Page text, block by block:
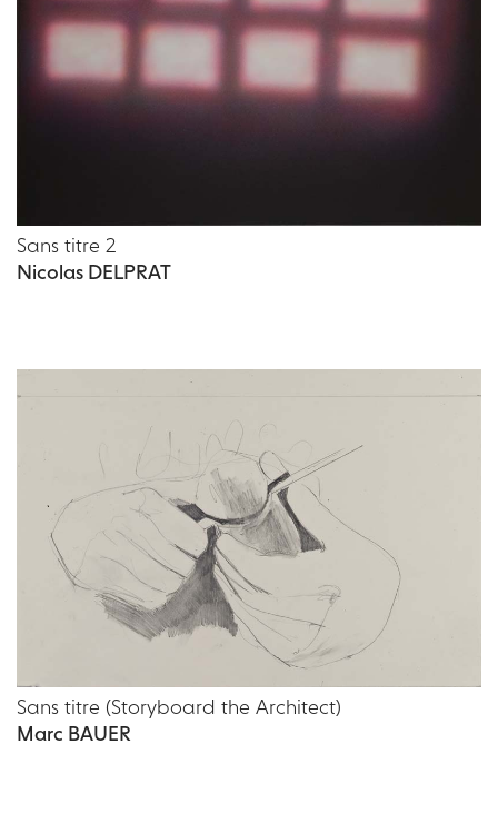
Sans titre 2
Nicolas DELPRAT
Sans titre (Storyboard the Architect)
Marc BAUER